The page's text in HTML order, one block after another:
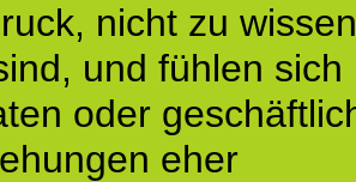
nicht zu
und fühlen sich
oder
eher